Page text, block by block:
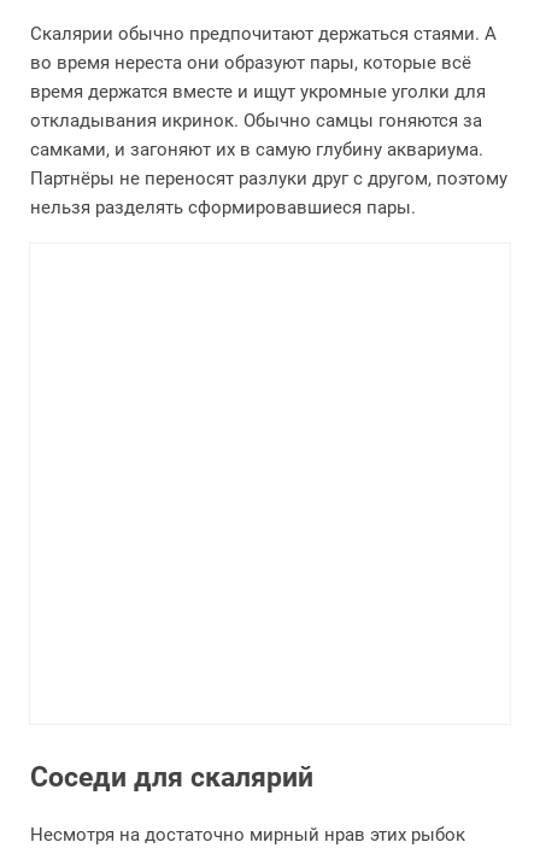
Скалярии обычно предпочитают держаться стаями. А
во время нереста они образуют пары, которые всё
время держатся вместе и ищут укромные уголки для
откладывания икринок. Обычно самцы гоняются за
самками, и загоняют их в самую глубину аквариума.
Партнёры не переносят разлуки друг с другом, поэтому
нельзя разделять сформировавшиеся пары.
Соседи для скалярий
Несмотря на достаточно мирный нрав этих рыбок